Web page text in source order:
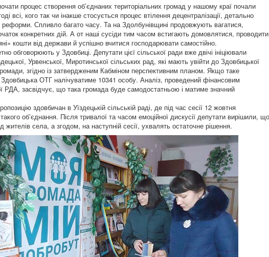
процес створення об’єднаних територіальних громад у нашому краї почали
всі, кого так чи інакше стосується процес втілення децентралізації, детально
реформи. Спливло багато часу. Та на Здолбунівщині продовжують вагатися,
конкретних дій. А от наші сусіди тим часом встигають домовлятися, проводити
кош­ти від держави й успішно вчитися господарювати самостійно.
обговорюють у Здовбиці. Депутати цієї сільської ради вже двічі ініціювали
Урвенської, Миротинської сільських рад, які мають увійти до Здовбицької
згідно із затвердженим Кабміном перспективним планом. Якщо таке
Здовбицька ОТГ налічуватиме 10341 особу. Аналіз, проведений фінансовим
РДА, засвідчує, що така громада буде самодостатньою і матиме знач­ний
здовбичан в Уїздецькій сільській раді, де під час сесії 12 жовтня
об’єднання. Після тривалої та часом емоційної дискусії депутати вирішили, що
жителів села, а згодом, на наступній сесії, ухвалять остаточне рішення.